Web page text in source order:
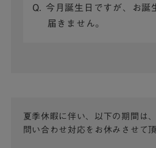
Q. 今月誕生日ですが、お誕
届きません。
夏季休暇に伴い、以下の期間は
問い合わせ対応をお休みさせて